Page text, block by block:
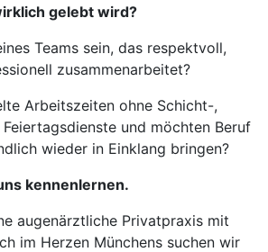
gelebt wird?
Teams sein, das respektvoll,
zusammenarbeitet?
Arbeitszeiten ohne Schicht-,
und möchten Beruf
wieder in Einklang bringen?
kennenlernen.
augenärztliche Privatpraxis mit
im Herzen Münchens suchen wir